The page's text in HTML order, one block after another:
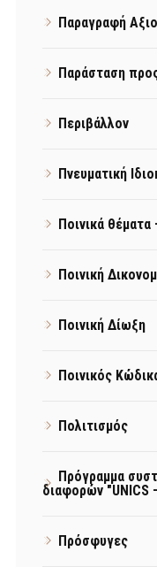
Παραγραφή
Παράσταση
Περιβάλλον
Πνευματική
Ποινικά
Ποινική
Ποινική Δίωξη
Ποινικός
Πολιτισμός
Πρόγραμμα
διαφορών "UNICS
Πρόσφυγες